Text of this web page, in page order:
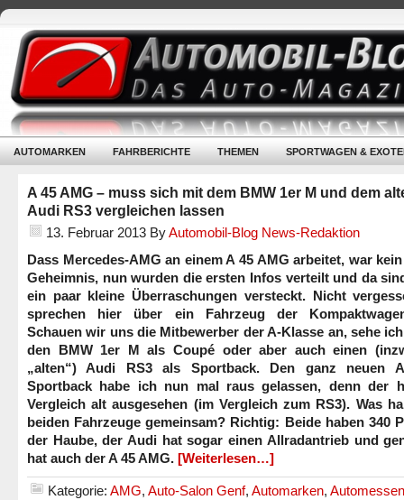
AUTOMARKEN FAHRBERICHTE THEMEN SPORTWAGEN &
A 45 AMG – muss sich mit dem BMW 1er M und dem
Audi RS3 vergleichen lassen
13. Februar 2013 ByAutomobil-Blog News-Redaktion
Dass Mercedes-AMG an einem A 45 AMG arbeitet, war
Geheimnis, nun wurden die ersten Infos verteilt und da
ein paar kleine Überraschungen versteckt. Nicht
sprechen hier über ein Fahrzeug der
Schauen wir uns die Mitbewerber der A-Klasse an, sehe
den BMW 1er M als Coupé oder aber auch einen
„alten“) Audi RS3 als Sportback. Den ganz neuen
Sportback habe ich nun mal raus gelassen, denn der
Vergleich alt ausgesehen (im Vergleich zum RS3). Was
beiden Fahrzeuge gemeinsam? Richtig: Beide haben 340
der Haube, der Audi hat sogar einen Allradantrieb und
hat auch der A 45 AMG. [Weiterlesen…]
Kategorie: AMG, Auto-Salon Genf, Automarken, Automessen